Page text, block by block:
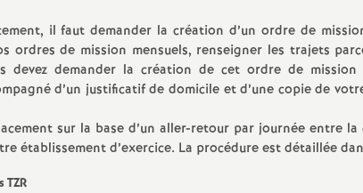
s
E
n
il faut demander la création d’un ordre de
ordres de mission mensuels, renseigner les trajets
devez demander la création de cet ordre de
d’un justificatif de domicile et d’une copie de
sur la base d’un aller-retour par journée entre
établissement d’exercice. La procédure est détaillée
TZR